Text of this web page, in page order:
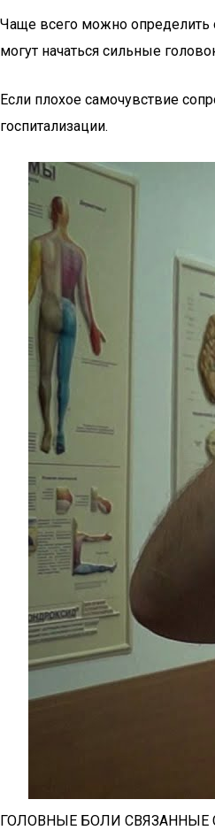
Чаще всего можно определить
могут начаться сильные
Если плохое самочувствие
госпитализации.
ГОЛОВНЫЕ БОЛИ СВЯЗАННЫЕ С